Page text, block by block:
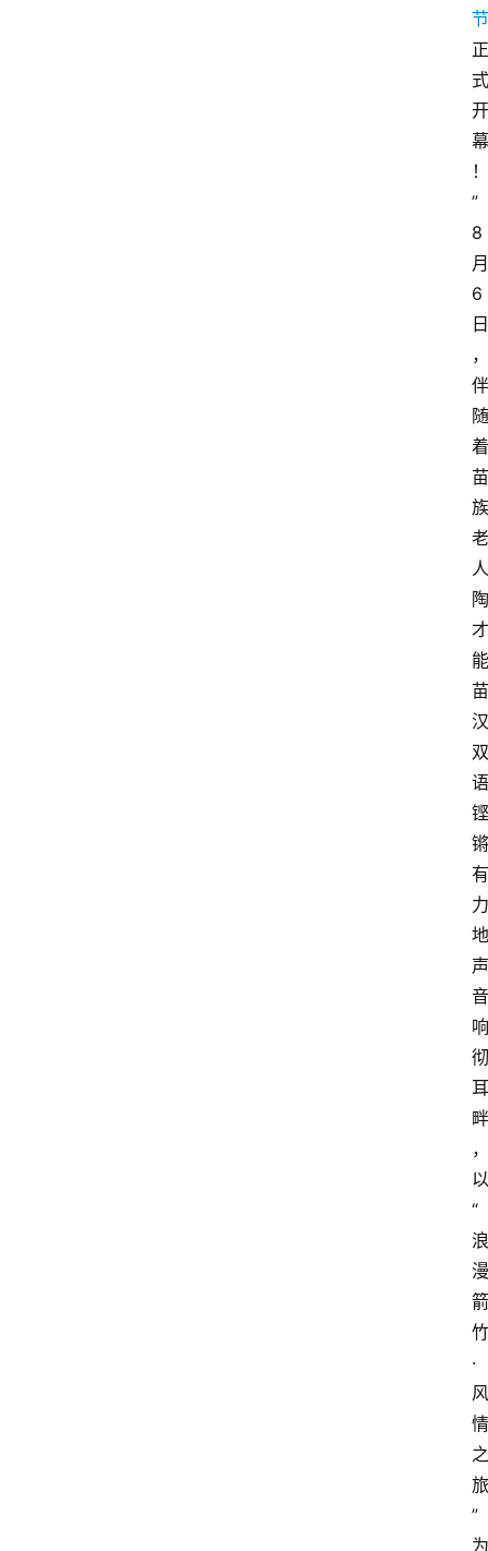
节
正
式
开
幕
！
”
8
月
6
日
，
伴
随
着
苗
族
老
人
陶
才
能
苗
汉
双
语
铿
锵
有
力
地
声
音
响
彻
耳
畔
，
以
“
浪
漫
箭
竹
·
风
情
之
旅
”
为